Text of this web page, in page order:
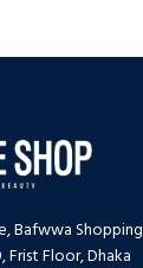
Bafwwa Shopping
Floor, Dhaka